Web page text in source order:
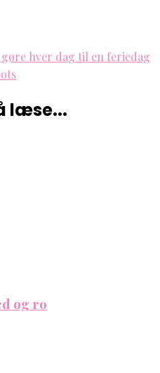
hver dag til en feriedag
læse...
og ro